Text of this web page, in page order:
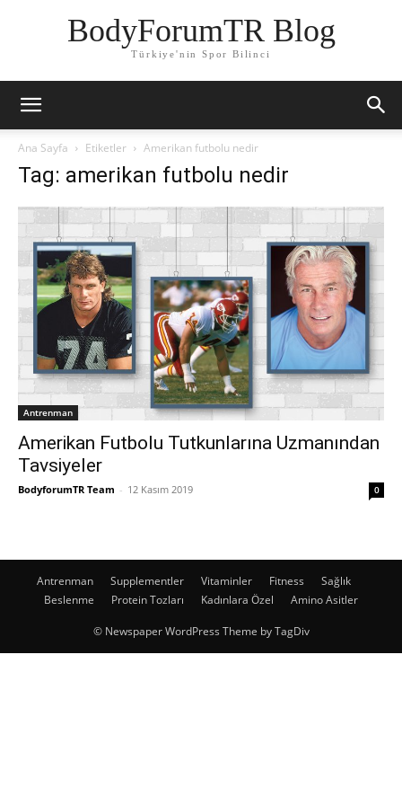
BodyForumTR Blog
Türkiye'nin Spor Bilinci
Ana Sayfa Etiketler Amerikan futbolu nedir
Tag: amerikan futbolu nedir
Antrenman
Amerikan Futbolu Tutkunlarına Uzmanından
Tavsiyeler
BodyforumTR Team - 12 Kasım 2019 0
Antrenman Supplementler Vitaminler Fitness
Sağlık
Beslenme
Protein Tozları Kadınlara Özel Amino Asitler
© Newspaper WordPress Theme by TagDiv